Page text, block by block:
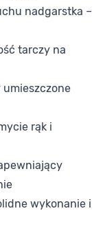
nadgarstka –
tarczy na
rąk i
wykonanie i